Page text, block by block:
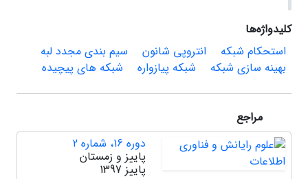
کلیدواژه‌ها
استحکام شبکه
انتروپی شانون
سیم بندی مجدد لبه
بهینه سازی شبکه
شبکه پیازواره شبکه های پیچیده
مراجع
دوره 16، شماره 2
پاییز و زمستان
پاییز 1397